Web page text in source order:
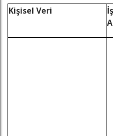
Kişisel Veri